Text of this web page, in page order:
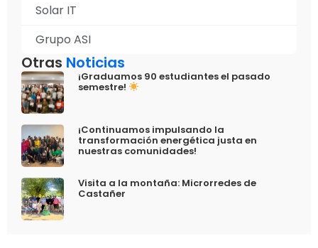
Solar IT
Grupo ASI
Otras Noticias
¡Graduamos 90 estudiantes el pasado
semestre!
¡Continuamos impulsando la
transformación energética justa en
nuestras comunidades!
Visita a la montaña: Microrredes de
Castañer